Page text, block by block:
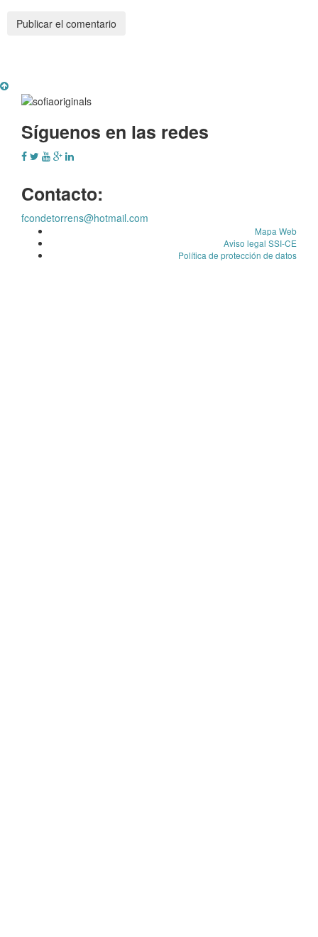
Síguenos en las redes
Contacto:
fcondetorrens@hotmail.com
Mapa Web
Aviso legal SSI-CE
Política de protección de datos